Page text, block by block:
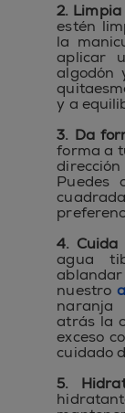
2.
estén
la
aplicar
algodón
y a
3. Da
forma a
Puedes
4. Cuida
agua
ablandar
nuestro
naranja
atrás la
exceso
cuidado
5.